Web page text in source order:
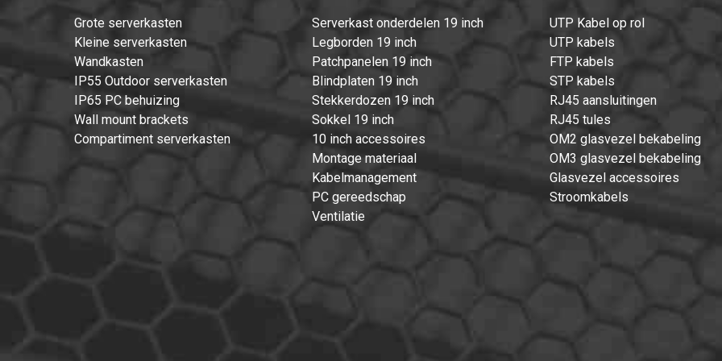
Grote serverkasten
Kleine serverkasten
Wandkasten
IP55 Outdoor serverkasten
IP65 PC behuizing
Wall mount brackets
Compartiment serverkasten
Serverkast onderdelen 19 inch
Legborden 19 inch
Patchpanelen 19 inch
Blindplaten 19 inch
Stekkerdozen 19 inch
Sokkel 19 inch
10 inch accessoires
Montage materiaal
Kabelmanagement
PC gereedschap
Ventilatie
UTP Kabel op rol
UTP kabels
FTP kabels
STP kabels
RJ45 aansluitingen
RJ45 tules
OM2 glasvezel bekabeling
OM3 glasvezel bekabeling
Glasvezel accessoires
Stroomkabels